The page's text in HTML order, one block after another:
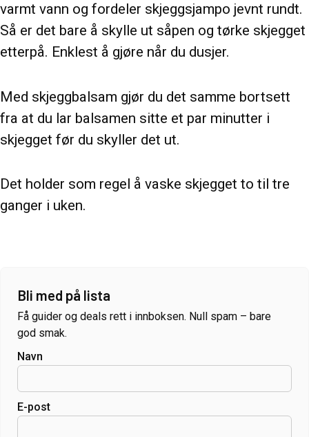
varmt vann og fordeler skjeggsjampo jevnt rundt.
Så er det bare å skylle ut såpen og tørke skjegget
etterpå. Enklest å gjøre når du dusjer.
Med skjeggbalsam gjør du det samme bortsett
fra at du lar balsamen sitte et par minutter i
skjegget før du skyller det ut.
Det holder som regel å vaske skjegget to til tre
ganger i uken.
Bli med på lista
Få guider og deals rett i innboksen. Null spam – bare
god smak.
Navn
E-post